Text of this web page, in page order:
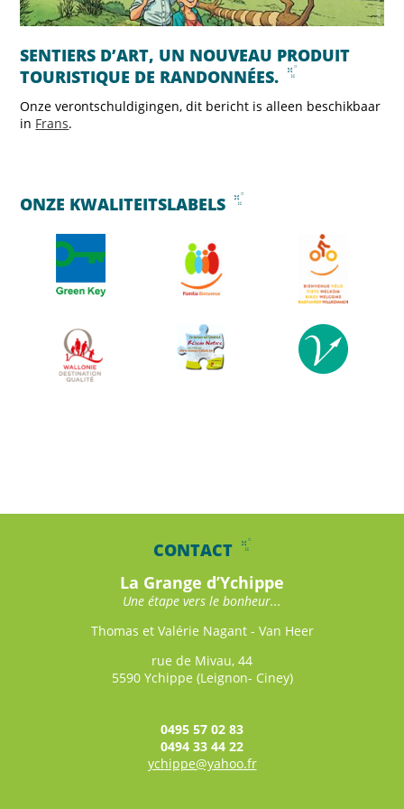
SENTIERS D’ART, UN NOUVEAU PRODUIT
TOURISTIQUE DE RANDONNÉES.
Onze verontschuldigingen, dit bericht is alleen beschikbaar
in Frans.
ONZE KWALITEITSLABELS
CONTACT
La Grange d’Ychippe
Une étape vers le bonheur...
Thomas et Valérie Nagant - Van Heer
rue de Mivau, 44
5590 Ychippe (Leignon- Ciney)
0495 57 02 83
0494 33 44 22
ychippe@yahoo.fr